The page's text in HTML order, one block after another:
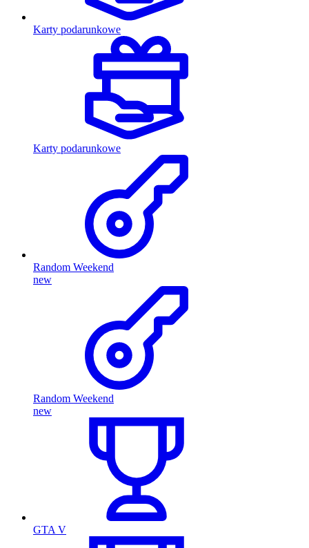
Karty podarunkowe
Karty podarunkowe
Random Weekend
new
Random Weekend
new
GTA V